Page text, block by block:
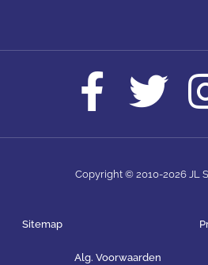
Copyright © 2010-2026 JL
Sitemap
Alg. Voorwaarden